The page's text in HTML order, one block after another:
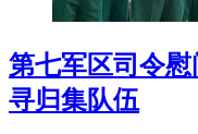
第七军区司令
寻归集队伍